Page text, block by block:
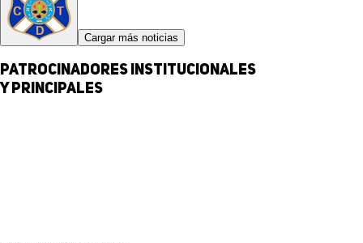
Cargar más noticias
Patrocinadores institucionales
y principales